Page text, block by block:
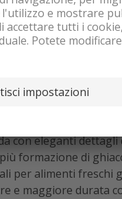
bianco
con eleganti
formazione di
per alimenti freschi
e maggiore durata